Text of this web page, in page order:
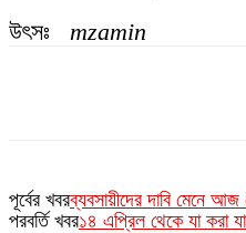
উৎসঃ mzamin
পূর্বের খবরব্যবসায়ীদের দাবি মেনে
পরবর্তি খবর১৪ এপ্রিল থেকে যা করা